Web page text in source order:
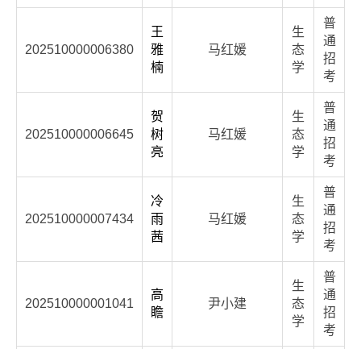
202510000006380
王
雅
楠
马红媛
生
态
学
普
通
招
考
202510000006645
贺
树
亮
马红媛
生
态
学
普
通
招
考
202510000007434
冷
雨
茜
马红媛
生
态
学
普
通
招
考
202510000001041
高
瞻
尹小建
生
态
学
普
通
招
考